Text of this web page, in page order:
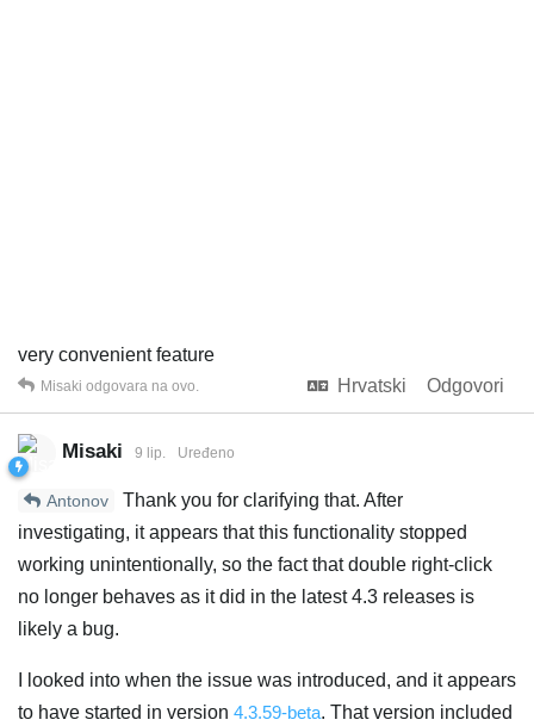
very convenient feature
Hrvatski
Odgovori
Misaki odgovara na ovo.
Misaki 9 lip. Uređeno
Antonov
Thank you for clarifying that. After
investigating, it appears that this functionality stopped
working unintentionally, so the fact that double right-click
no longer behaves as it did in the latest 4.3 releases is
likely a bug.
I looked into when the issue was introduced, and it appears
to have started in version 4.3.59-beta. That version included